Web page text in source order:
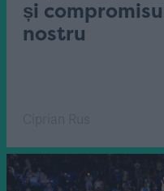
și
nostru